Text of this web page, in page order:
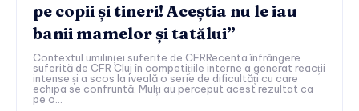
pe copii și tineri! Aceștia nu le iau
banii mamelor și tatălui”
Contextul umilinței suferite de CFRRecenta înfrângere
suferită de CFR Cluj în competițiile interne a generat reacții
intense și a scos la iveală o serie de dificultăți cu care
echipa se confruntă. Mulți au perceput acest rezultat ca
pe o...